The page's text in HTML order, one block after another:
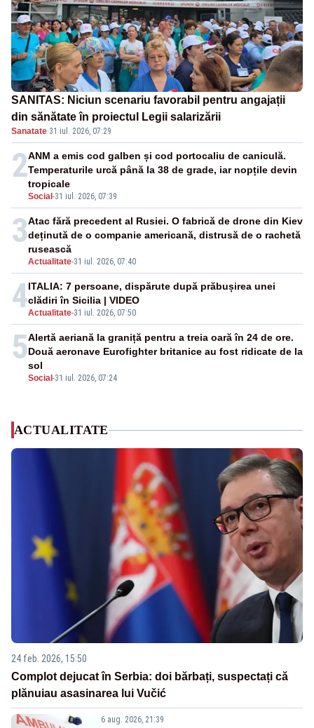
SANITAS: Niciun scenariu favorabil pentru angajații
din sănătate în proiectul Legii salarizării
Sanatate·31 iul. 2026, 07:29
2
Social -31 iul. 2026, 07:39
ANM a emis cod galben și cod portocaliu de caniculă.
Temperaturile urcă până la 38 de grade, iar nopțile devin
tropicale
3
Actualitate-31 iul. 2026, 07:40
Atac fără precedent al Rusiei. O fabrică de drone din Kiev
deținută de o companie americană, distrusă de o rachetă
rusească
4Actualitate-31 iul. 2026, 07:50
ITALIA: 7 persoane, dispărute după prăbușirea unei
clădiri în Sicilia | VIDEO
5
Social -31 iul. 2026, 07:24
Alertă aeriană la graniță pentru a treia oară în 24 de ore.
Două aeronave Eurofighter britanice au fost ridicate de la
sol
ACTUALITATE
24 feb. 2026, 15:50
Complot dejucat în Serbia: doi bărbați, suspectați că
plănuiau asasinarea lui Vučić
6 aug. 2026, 21:39